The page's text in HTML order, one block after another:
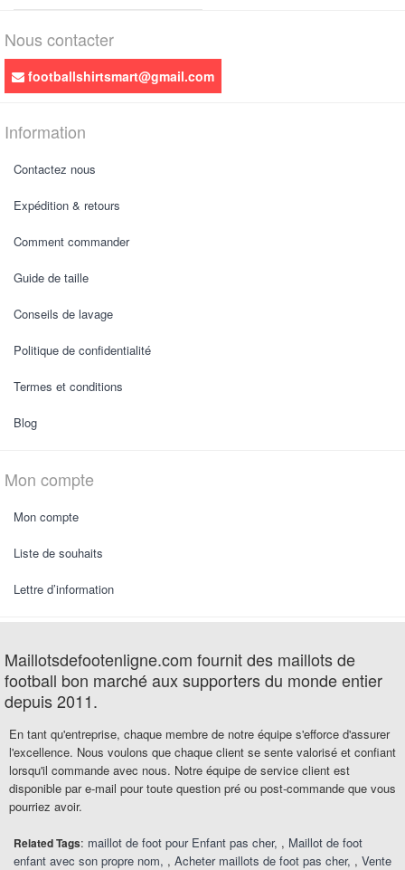
Nous contacter
footballshirtsmart@gmail.com
Information
Contactez nous
Expédition & retours
Comment commander
Guide de taille
Conseils de lavage
Politique de confidentialité
Termes et conditions
Blog
Mon compte
Mon compte
Liste de souhaits
Lettre d’information
Maillotsdefootenligne.com fournit des maillots de
football bon marché aux supporters du monde entier
depuis 2011.
En tant qu'entreprise, chaque membre de notre équipe s'efforce d'assurer
l'excellence. Nous voulons que chaque client se sente valorisé et confiant
lorsqu'il commande avec nous. Notre équipe de service client est
disponible par e-mail pour toute question pré ou post-commande que vous
pourriez avoir.
Related Tags: maillot de foot pour Enfant pas cher , Maillot de foot
enfant avec son propre nom , Acheter maillots de foot pas cher , Vente